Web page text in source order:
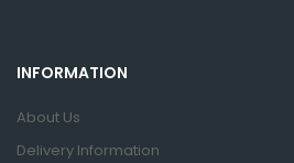
INFORMATION
About Us
Delivery Information